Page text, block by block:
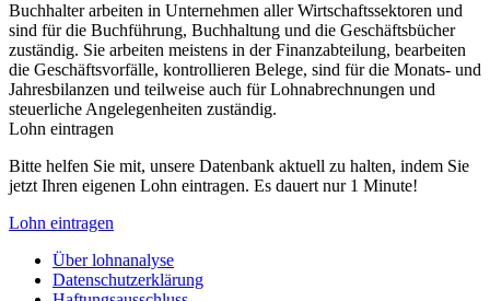
Buchhalter arbeiten in Unternehmen aller Wirtschaftssektoren und
sind für die Buchführung, Buchhaltung und die Geschäftsbücher
zuständig. Sie arbeiten meistens in der Finanzabteilung, bearbeiten
die Geschäftsvorfälle, kontrollieren Belege, sind für die Monats- und
Jahresbilanzen und teilweise auch für Lohnabrechnungen und
steuerliche Angelegenheiten zuständig.
Lohn eintragen
Bitte helfen Sie mit, unsere Datenbank aktuell zu halten, indem Sie
jetzt Ihren eigenen Lohn eintragen. Es dauert nur 1 Minute!
Lohn eintragen
Über lohnanalyse
Datenschutzerklärung